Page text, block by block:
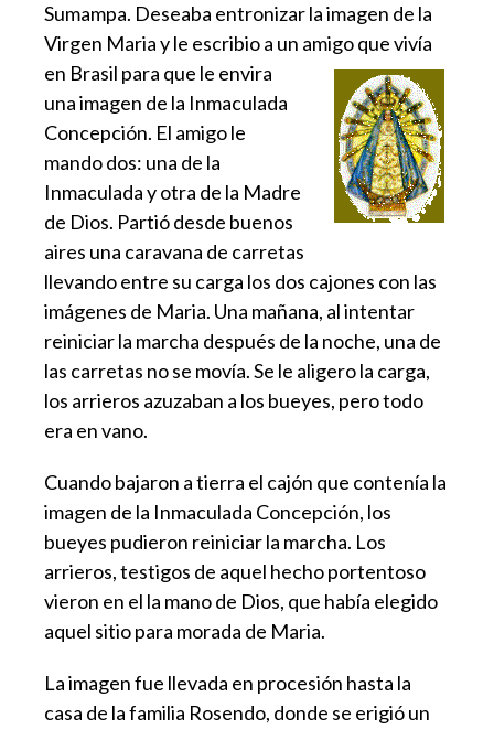
Sumampa. Deseaba entronizar la imagen de la
Virgen Maria y le escribio a un amigo que vivía
en Brasil para que le envira
una imagen de la Inmaculada
Concepción. El amigo le
mando dos: una de la
Inmaculada y otra de la Madre
de Dios. Partió desde buenos
aires una caravana de carretas
llevando entre su carga los dos cajones con las
imágenes de Maria. Una mañana, al intentar
reiniciar la marcha después de la noche, una de
las carretas no se movía. Se le aligero la carga,
los arrieros azuzaban a los bueyes, pero todo
era en vano.
Cuando bajaron a tierra el cajón que contenía la
imagen de la Inmaculada Concepción, los
bueyes pudieron reiniciar la marcha. Los
arrieros, testigos de aquel hecho portentoso
vieron en el la mano de Dios, que había elegido
aquel sitio para morada de Maria.
La imagen fue llevada en procesión hasta la
casa de la familia Rosendo, donde se erigió un